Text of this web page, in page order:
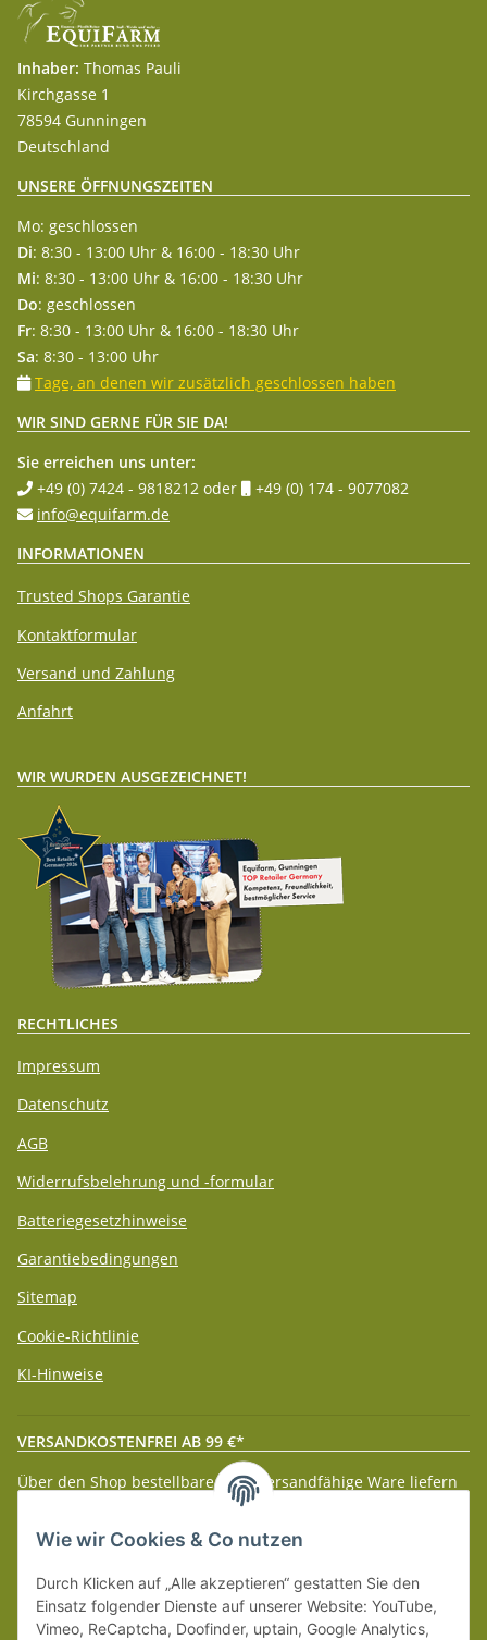
Inhaber: Thomas Pauli
Kirchgasse 1
78594 Gunningen
Deutschland
UNSERE ÖFFNUNGSZEITEN
Mo: geschlossen
Di: 8:30 - 13:00 Uhr & 16:00 - 18:30 Uhr
Mi: 8:30 - 13:00 Uhr & 16:00 - 18:30 Uhr
Do: geschlossen
Fr: 8:30 - 13:00 Uhr & 16:00 - 18:30 Uhr
Sa: 8:30 - 13:00 Uhr
Tage, an denen wir zusätzlich geschlossen haben
WIR SIND GERNE FÜR SIE DA!
Sie erreichen uns unter:
+49 (0) 7424 - 9818212 oder
+49 (0) 174 - 9077082
info@equifarm.de
INFORMATIONEN
Trusted Shops Garantie
Kontaktformular
Versand und Zahlung
Anfahrt
WIR WURDEN AUSGEZEICHNET!
RECHTLICHES
Impressum
Datenschutz
AGB
Widerrufsbelehrung und -formular
Batteriegesetzhinweise
Garantiebedingungen
Sitemap
Cookie-Richtlinie
KI-Hinweise
VERSANDKOSTENFREI AB 99 €*
Über den Shop bestellbare paketversandfähige Ware liefern
wir innerhalb Deutschland (Festland) ab 99 € * Warenwert
versandkostenfrei.
Weitere Versanddetails entnehmen Sie bitte unserenLiefer-
und Zahlungsbedingungen.
Wie wir Cookies & Co nutzen
Durch Klicken auf „Alle akzeptieren“ gestatten Sie den
Einsatz folgender Dienste auf unserer Website: YouTube,
Vimeo, ReCaptcha, Doofinder, uptain, Google Analytics,